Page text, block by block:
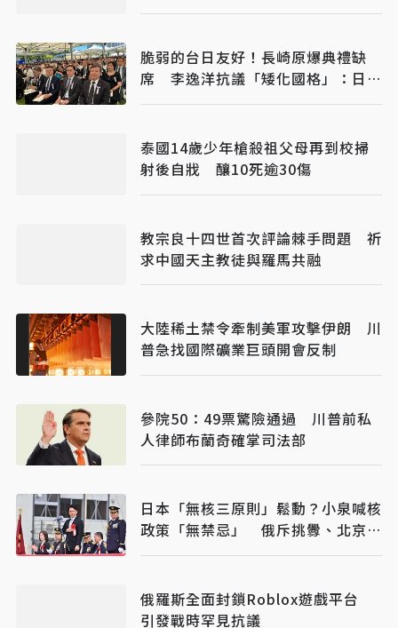
脆弱的台日友好！長崎原爆典禮缺
席 李逸洋抗議「矮化國格」：日媒
揭長崎特殊安排
泰國14歲少年槍殺祖父母再到校掃
射後自戕 釀10死逾30傷
教宗良十四世首次評論棘手問題 祈
求中國天主教徒與羅馬共融
大陸稀土禁令牽制美軍攻擊伊朗 川
普急找國際礦業巨頭開會反制
參院50：49票驚險通過 川普前私
人律師布蘭奇確掌司法部
日本「無核三原則」鬆動？小泉喊核
政策「無禁忌」 俄斥挑釁、北京早
警戒
俄羅斯全面封鎖Roblox遊戲平台
引發戰時罕見抗議